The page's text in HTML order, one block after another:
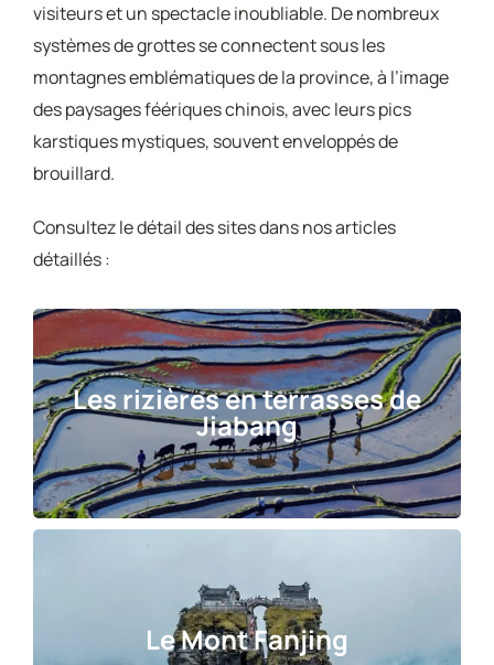
visiteurs et un spectacle inoubliable. De nombreux
systèmes de grottes se connectent sous les
montagnes emblématiques de la province, à l’image
des paysages féériques chinois, avec leurs pics
karstiques mystiques, souvent enveloppés de
brouillard.
Consultez le détail des sites dans nos articles
détaillés :
Les rizières en terrasses de
Jiabang
Le Mont Fanjing